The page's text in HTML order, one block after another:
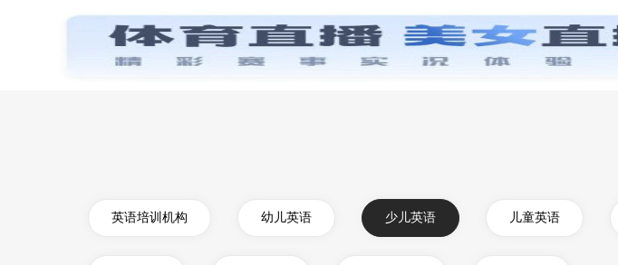
首页 零基础学英语 小学英语
英语培训机构 幼儿英语 少儿英语 儿童英语